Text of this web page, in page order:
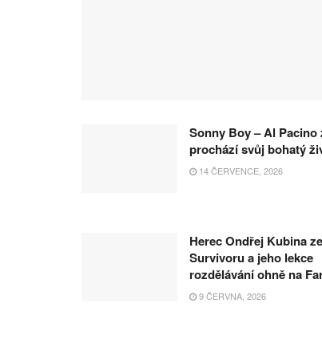
Sonny Boy – Al Pacino
prochází svůj bohatý
14 ČERVENCE, 2026
Herec Ondřej Kubina ze
Survivoru a jeho lekce
rozdělávání ohně na
9 ČERVNA, 2026